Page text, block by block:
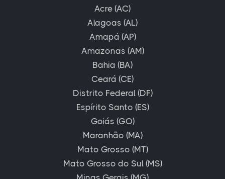
Acre (AC)
Alagoas (AL)
Amapá (AP)
Amazonas (AM)
Bahia (BA)
Ceará (CE)
Distrito Federal (DF)
Espírito Santo (ES)
Goiás (GO)
Maranhão (MA)
Mato Grosso (MT)
Mato Grosso do Sul (MS)